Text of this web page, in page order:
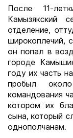
После 11-
Камызякский
отделение,
широкоплечий,
он попал в
городе
году их часть
пробыл
командования
котором их
сына, который
однополчанам.